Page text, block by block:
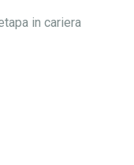
in cariera